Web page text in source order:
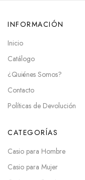
INFORMACIÓN
Inicio
Catálogo
¿Quiénes Somos?
Contacto
Políticas de Devolución
CATEGORÍAS
Casio para Hombre
Casio para Mujer